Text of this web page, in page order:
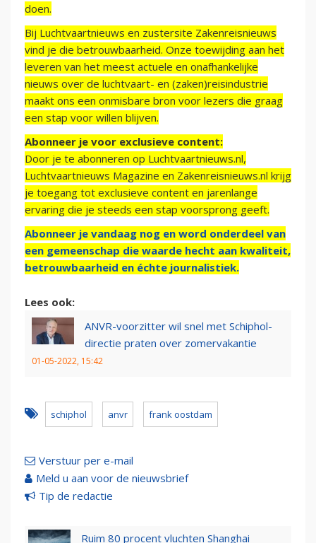
doen.
Bij Luchtvaartnieuws en zustersite Zakenreisnieuws
vind je die betrouwbaarheid. Onze toewijding aan het
leveren van het meest actuele en onafhankelijke
nieuws over de luchtvaart- en (zaken)reisindustrie
maakt ons een onmisbare bron voor lezers die graag
een stap voor willen blijven.
Abonneer je voor exclusieve content:
Door je te abonneren op Luchtvaartnieuws.nl,
Luchtvaartnieuws Magazine en Zakenreisnieuws.nl krijg
je toegang tot exclusieve content en jarenlange
ervaring die je steeds een stap voorsprong geeft.
Abonneer je vandaag nog en word onderdeel van
een gemeenschap die waarde hecht aan kwaliteit,
betrouwbaarheid en échte journalistiek.
Lees ook:
ANVR-voorzitter wil snel met Schiphol-
directie praten over zomervakantie
01-05-2022, 15:42
schiphol anvr frank oostdam
Verstuur per e-mail
Meld u aan voor de nieuwsbrief
Tip de redactie
Ruim 80 procent vluchten Shanghai